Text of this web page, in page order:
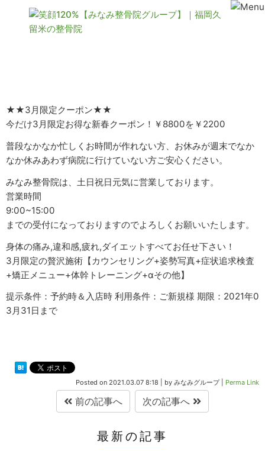
★★3月限定クーポン★★
今だけ3月限定お得な新春クーポン！￥8800を￥2200
普段なかなか忙しくお時間が作れない方、お休みが週末でなか
なか休みあわず病院に行けていない方ご安心ください。
みなみ整骨院は、土日祝日元気に営業しております。
営業時間
9:00~15:00
までの受付になっておりますのでよろしくお願いいたします。
身体の痛み,違和感,疲れ,ダイエットすべてお任せ下さい！
3月限定の贅沢施術【カウンセリング+姿勢写真+症状追求検査
+矯正メニュー+体幹トレーニング+αその他】
提示条件：予約時＆入店時 利用条件：ご新規様 期限：2021年0
3月31日まで
Posted on 2021.03.07 8:18 by みなみグループ| Perma Link
前の記事へ 次の記事へ
最新の記事